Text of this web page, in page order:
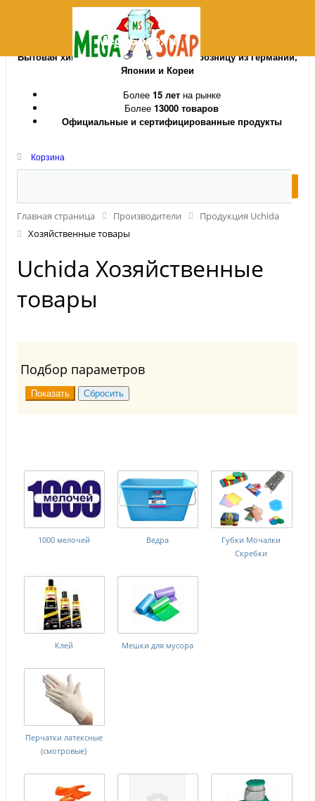
MegaSoap.ru
Бытовая химия и косметика оптом и в розницу из Германии,
Японии и Кореи
Более 15 летна рынке
Более 13000 товаров
Официальные и сертифицированные продукты
Корзина
Главная страница Производители
Продукция Uchida
Хозяйственные товары
Uchida Хозяйственные
товары
Подбор параметров
1000 мелочей Ведра
Губки Мочалки
Скребки
Клей Мешки для мусора
Перчатки латексные
(смотровые)